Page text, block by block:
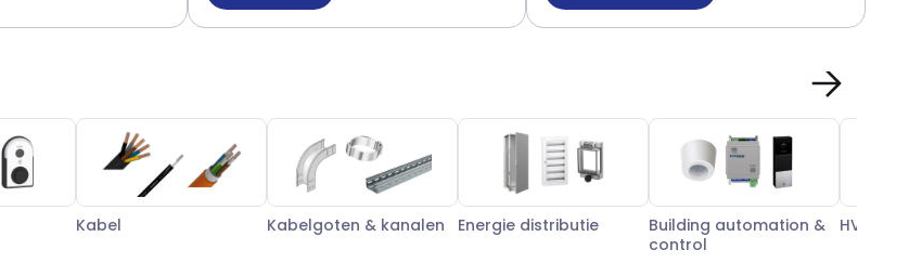
Kabel Kabelgoten & kanalen Energie distributie
Building automation &
control
HVAC